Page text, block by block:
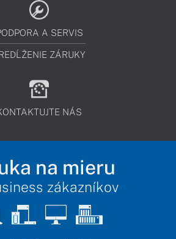
A SERVIS
ZÁRUKY
NÁS
na mieru
zákazníkov